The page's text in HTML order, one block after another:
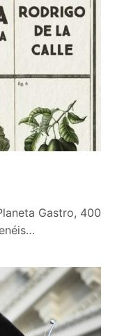
Gastro, 400